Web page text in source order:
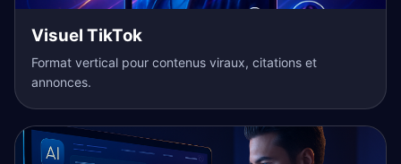
Visuel TikTok
Format vertical pour contenus viraux, citations et
annonces.